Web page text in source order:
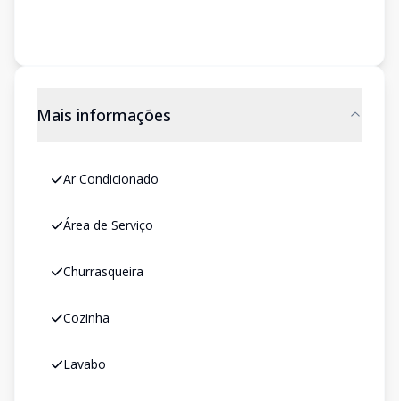
Mais informações
Ar Condicionado
Área de Serviço
Churrasqueira
Cozinha
Lavabo